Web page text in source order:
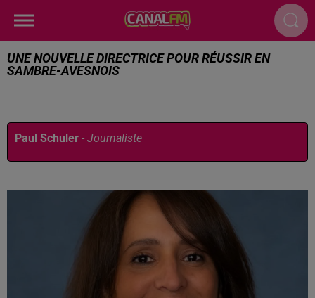
UNE NOUVELLE DIRECTRICE POUR RÉUSSIR EN
SAMBRE-AVESNOIS
Paul Schuler - Journaliste